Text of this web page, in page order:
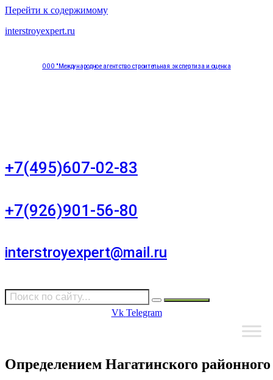
Перейти к содержимому
interstroyexpert.ru
ООО "Международное агентство строительная экспертиза и оценка
+7(495)607-02-83
+7(926)901-56-80
interstroyexpert@mail.ru
Vk Telegram
Определением Нагатинского